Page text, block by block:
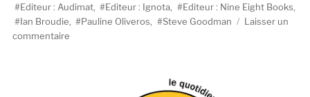
le
Editeur : Audimat
Editeur : Ignota Editeur : Nine Eight Books
Ian Broudie
Pauline Oliveros Steve Goodman
Laisser un
commentairesur